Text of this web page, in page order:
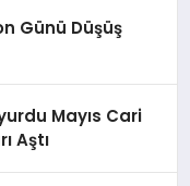
Günü Düşüş
Mayıs Cari
Aştı